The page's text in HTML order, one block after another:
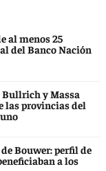
al menos 25
del Banco Nación
Bullrich y Massa
las provincias del
Bouwer: perfil de
a los